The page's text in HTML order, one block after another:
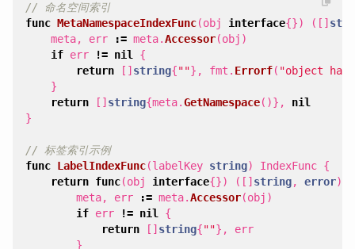
// 命名空间索引
func MetaNamespaceIndexFunc(obj interface{}) ([]
meta, err := meta.Accessor(obj )
if err != nil
{
return
[] string{""}, fmt . Errorf( "object has
}
return
[] string{meta.GetNamespace()},
nil
}
// 标签索引示例
func LabelIndexFunc(labelKey string) IndexFunc {
return func(obj interface{}) ([] string, error)
meta, err := meta.Accessor(obj )
if err != nil
{
return
[] string{""},
err
}